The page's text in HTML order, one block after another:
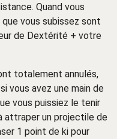
Quand vous
vous subissez sont
de Dextérité + votre
totalement annulés,
vous avez une main de
vous puissiez le tenir
attraper un projectile de
1 point de ki pour